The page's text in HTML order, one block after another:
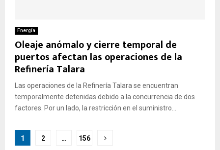
Energía
Oleaje anómalo y cierre temporal de
puertos afectan las operaciones de la
Refinería Talara
Las operaciones de la Refinería Talara se encuentran
temporalmente detenidas debido a la concurrencia de dos
factores. Por un lado, la restricción en el suministro...
Paginación
1 2 … 156